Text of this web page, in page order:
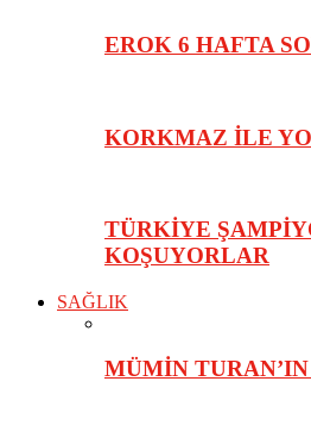
EROK 6 HAFTA
KORKMAZ İLE
TÜRKİYE
KOŞUYORLAR
SAĞLIK
MÜMİN